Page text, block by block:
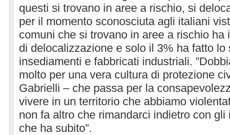
questi si trovano in aree a rischio, si
per il momento sconosciuta agli italiani
comuni che si trovano in aree a rischio ha
di delocalizzazione e solo il 3% ha fatto lo
insediamenti e fabbricati industriali.
molto per una vera cultura di protezione
Gabrielli – che passa per la
vivere in un territorio che abbiamo
non fa altro che rimandarci indietro con
che ha subito”.